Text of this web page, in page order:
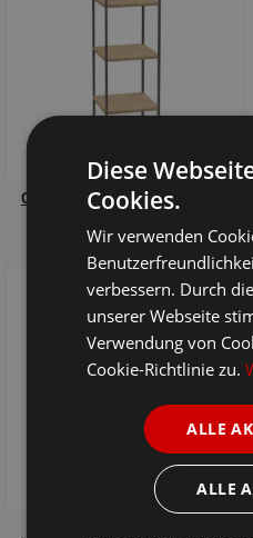
Offenes Regal 40 cm Lissabon
aus massiver Wildeiche
429,00 €
-10%
Diese
Cookies.
Wir verwenden
verbessern. Durch
unserer Webseite
Verwendung von
Cookie-Richtlinie zu.
ALLE
ALLE